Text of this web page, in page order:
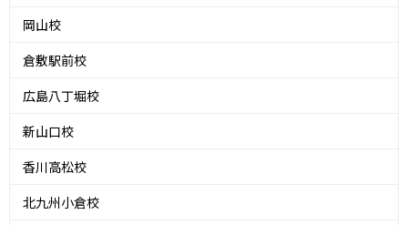
岡山校
倉敷駅前校
広島八丁堀校
新山口校
香川高松校
北九州小倉校